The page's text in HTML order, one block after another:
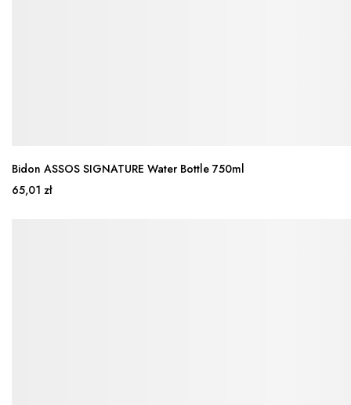
Bidon ASSOS SIGNATURE Water Bottle 750ml
65,01 zł